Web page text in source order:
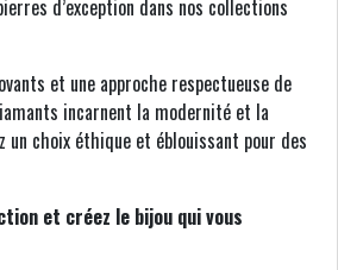
d’exception dans nos collections
et une approche respectueuse de
incarnent la modernité et la
un choix éthique et éblouissant pour des
et créez le bijou qui vous